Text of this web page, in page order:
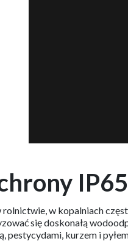
w kopalniach
się doskonałą
pestycydami, kurzem i